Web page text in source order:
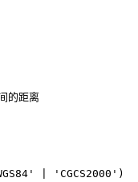
的距离
| 'CGCS2000')